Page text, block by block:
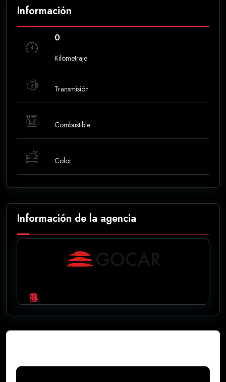
Información
0
Kilometraje
Transmisión
Combustible
Color
Información de la agencia